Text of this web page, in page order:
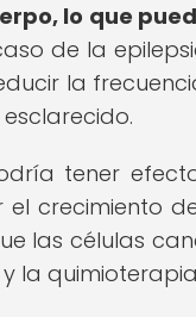
lo que
de la
la
tener
crecimiento
las células
la